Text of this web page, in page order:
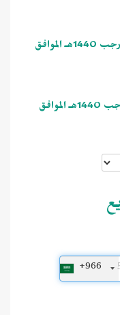
جلسة مجلس الوزراء - الثلاثاء 12 رجب 1440هـ الموافق
جلسة مجلس الوزراء - الثلاثاء 5 رجب 1440هـ الموافق
+966